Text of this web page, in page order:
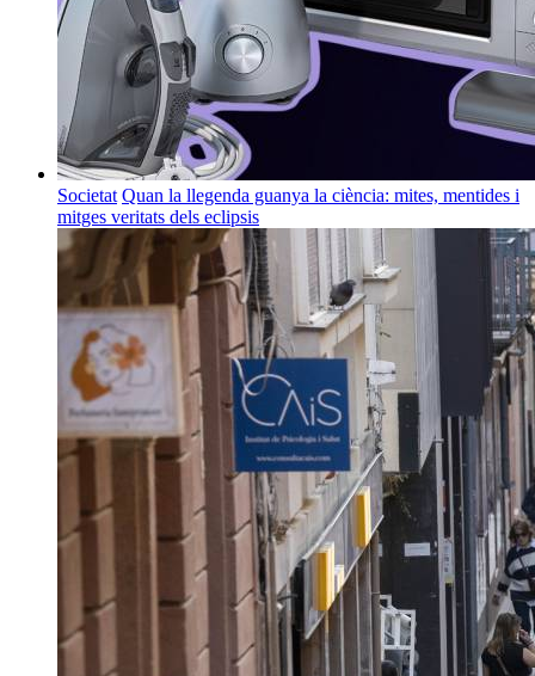
Societat Quan la llegenda guanya la ciència: mites, mentides i
mitges veritats dels eclipsis